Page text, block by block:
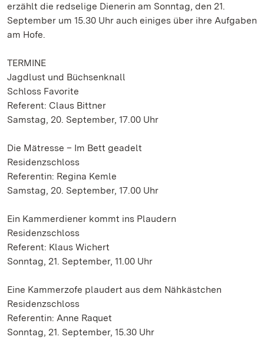
erzählt die redselige Dienerin am Sonntag, den 21.
September um 15.30 Uhr auch einiges über ihre Aufgaben
am Hofe.
TERMINE
Jagdlust und Büchsenknall
Schloss Favorite
Referent: Claus Bittner
Samstag, 20. September, 17.00 Uhr
Die Mätresse – Im Bett geadelt
Residenzschloss
Referentin: Regina Kemle
Samstag, 20. September, 17.00 Uhr
Ein Kammerdiener kommt ins Plaudern
Residenzschloss
Referent: Klaus Wichert
Sonntag, 21. September, 11.00 Uhr
Eine Kammerzofe plaudert aus dem Nähkästchen
Residenzschloss
Referentin: Anne Raquet
Sonntag, 21. September, 15.30 Uhr